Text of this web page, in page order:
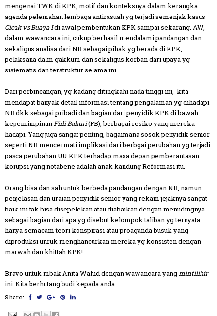
mengenai TWK di KPK, motif dan konteksnya dalam kerangka
agenda pelemahan lembaga antirasuah yg terjadi semenjak kasus
Cicak vs Buaya Idi awal pembentukan KPK sampai sekarang. AW,
dalam wawancara ini, cukup berhasil mendalami pandangan dan
sekaligus analisa dari NB sebagai pihak yg berada di KPK,
pelaksana dalm gakkum dan sekaligus korban dari upaya yg
sistematis dan terstruktur selama ini.
Dari perbincangan, yg kadang ditingkahi nada tinggi ini, kita
mendapat banyak detail informasi tentang pengalaman yg dihadapi
NB dkk sebagai pribadi dan bagian dari penyidik KPK di bawah
kepemimpinanFirli Bahuri(FB), berbagai resiko yang mereka
hadapi. Yang juga sangat penting, bagaimana sosok penyidik senior
seperti NB mencermati implikasi dari berbgai perubahan yg terjadi
pasca perubahan UU KPK terhadap masa depan pemberantasan
korupsi yang notabene adalah anak kandung Reformasi itu.
Orang bisa dan sah untuk berbeda pandangan dengan NB, namun
penjelasan dan uraian penyidik senior yang rekam jejaknya sangat
baik ini tak bisa disepelekan atau diabaikan dengan menudingnya
sebagai bagian dari apa yg disebut kelompok taliban yg ternyata
hanya semacam teori konspirasi atau proaganda busuk yang
diproduksi unruk menghancurkan mereka yg konsisten dengan
marwah dan khittah KPK!.
Bravo untuk mbak Anita Wahid dengan wawancara yangmintilihir
ini. Kita berhutang budi kepada anda...
Share: